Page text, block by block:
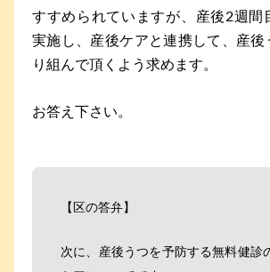
すすめられていますが、産後2週間
実施し、産後ケアと連携して、産後
り組んで頂くよう求めます。
お答え下さい。
【区の答弁】
次に、産後うつを予防する無料健診